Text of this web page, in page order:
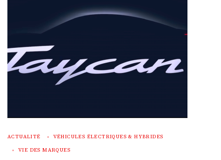
ACTUALITÉ VÉHICULES ÉLECTRIQUES & HYBRIDES
VIE DES MARQUES